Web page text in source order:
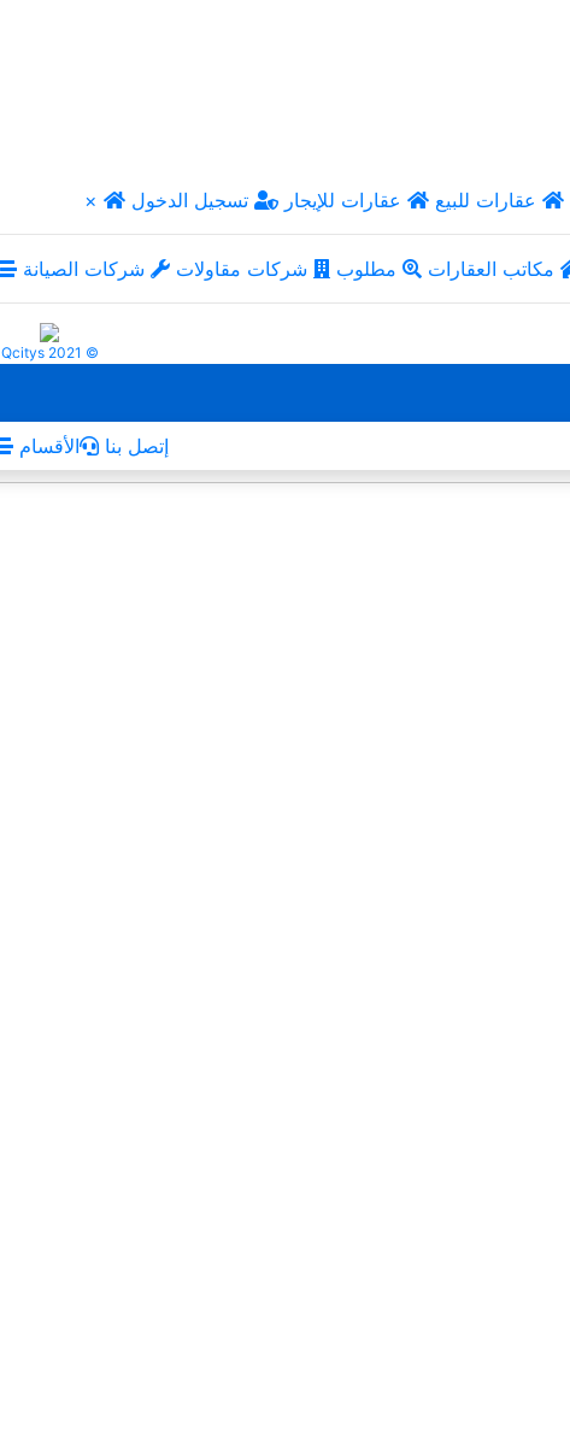
× عقارات للبيع عقارات للإيجار تسجيل الدخول
مكاتب العقارات مطلوب شركات مقاولات شركات الصيانة
Qcitys 2021 ©
الأقسام إتصل بنا